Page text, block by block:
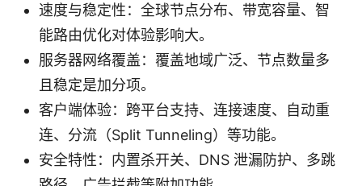
速度与稳定性：全球节点分布、带宽容量、智
能路由优化对体验影响大。
服务器网络覆盖：覆盖地域广泛、节点数量多
且稳定是加分项。
客户端体验：跨平台支持、连接速度、自动重
连、分流（Split Tunneling）等功能。
安全特性：内置杀开关、DNS 泄漏防护、多跳